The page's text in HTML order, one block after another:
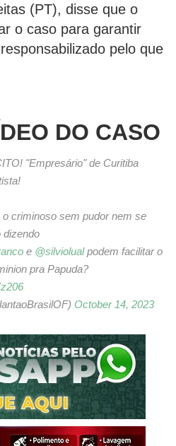
(PT), disse que o
o caso para garantir
pelo que
DO CASO
"Empresário" de Curitiba
criminoso sem pudor nem se
dizendo
e @silviolualpodem facilitar o
pra Papuda?
October 14, 2023